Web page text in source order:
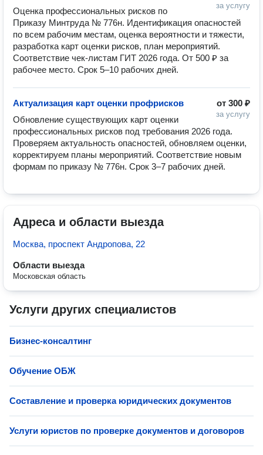
за услугу
Оценка профессиональных рисков по
Приказу Минтруда № 776н. Идентификация опасностей
по всем рабочим местам, оценка вероятности и тяжести,
разработка карт оценки рисков, план мероприятий.
Соответствие чек-листам ГИТ 2026 года. От 500 ₽ за
рабочее место. Срок 5–10 рабочих дней.
от 300 ₽
за услугу
Актуализация карт оценки профрисков
Обновление существующих карт оценки
профессиональных рисков под требования 2026 года.
Проверяем актуальность опасностей, обновляем оценки,
корректируем планы мероприятий. Соответствие новым
формам по приказу № 776н. Срок 3–7 рабочих дней.
Адреса и области выезда
Москва, проспект Андропова, 22
Области выезда
Московская область
Услуги других специалистов
Бизнес-консалтинг
Обучение ОБЖ
Составление и проверка юридических документов
Услуги юристов по проверке документов и договоров